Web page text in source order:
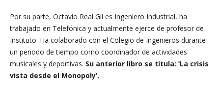
Por su parte, Octavio Real Gil es Ingeniero Industrial, ha
trabajado en Telefónica y actualmente ejerce de profesor de
Instituto. Ha colaborado con el Colegio de Ingenieros durante
un periodo de tiempo como coordinador de actividades
musicales y deportivas. Su anterior libro se titula: ‘La crisis
vista desde el Monopoly’.